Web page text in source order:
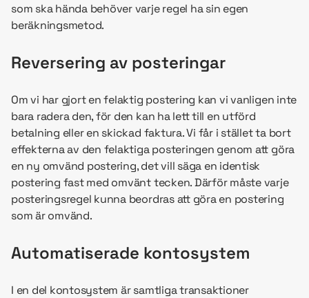
som ska hända behöver varje regel ha sin egen
beräkningsmetod.
Reversering av posteringar
Om vi har gjort en felaktig postering kan vi vanligen inte
bara radera den, för den kan ha lett till en utförd
betalning eller en skickad faktura. Vi får i stället ta bort
effekterna av den felaktiga posteringen genom att göra
en ny omvänd postering, det vill säga en identisk
postering fast med omvänt tecken. Därför måste varje
posteringsregel kunna beordras att göra en postering
som är omvänd.
Automatiserade kontosystem
I en del kontosystem är samtliga transaktioner